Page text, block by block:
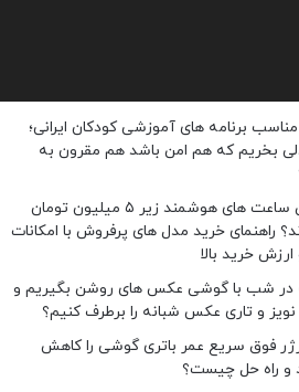
برنامه های آموزشی کودکان ایرانی؛
بخریم که هم امن باشد هم مقرون به
بهترین ساعت های هوشمند زیر ۵ میلیون تومان
راهنمای خرید مدل های پرفروش با امکانات
خرید بالا
در شب با گوشی عکس های روشن بگیریم و
و تاری عکس شبانه را برطرف کنیم؟
فوق سریع عمر باتری گوشی را کاهش
و راه حل چیست؟